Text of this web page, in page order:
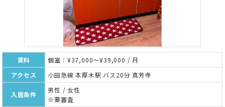
賃料
個室：¥37,000～¥39,000 / 月
アクセス
小田急線 本厚木駅 バス20分 真芳寺
入居条件
男性 / 女性
※要審査